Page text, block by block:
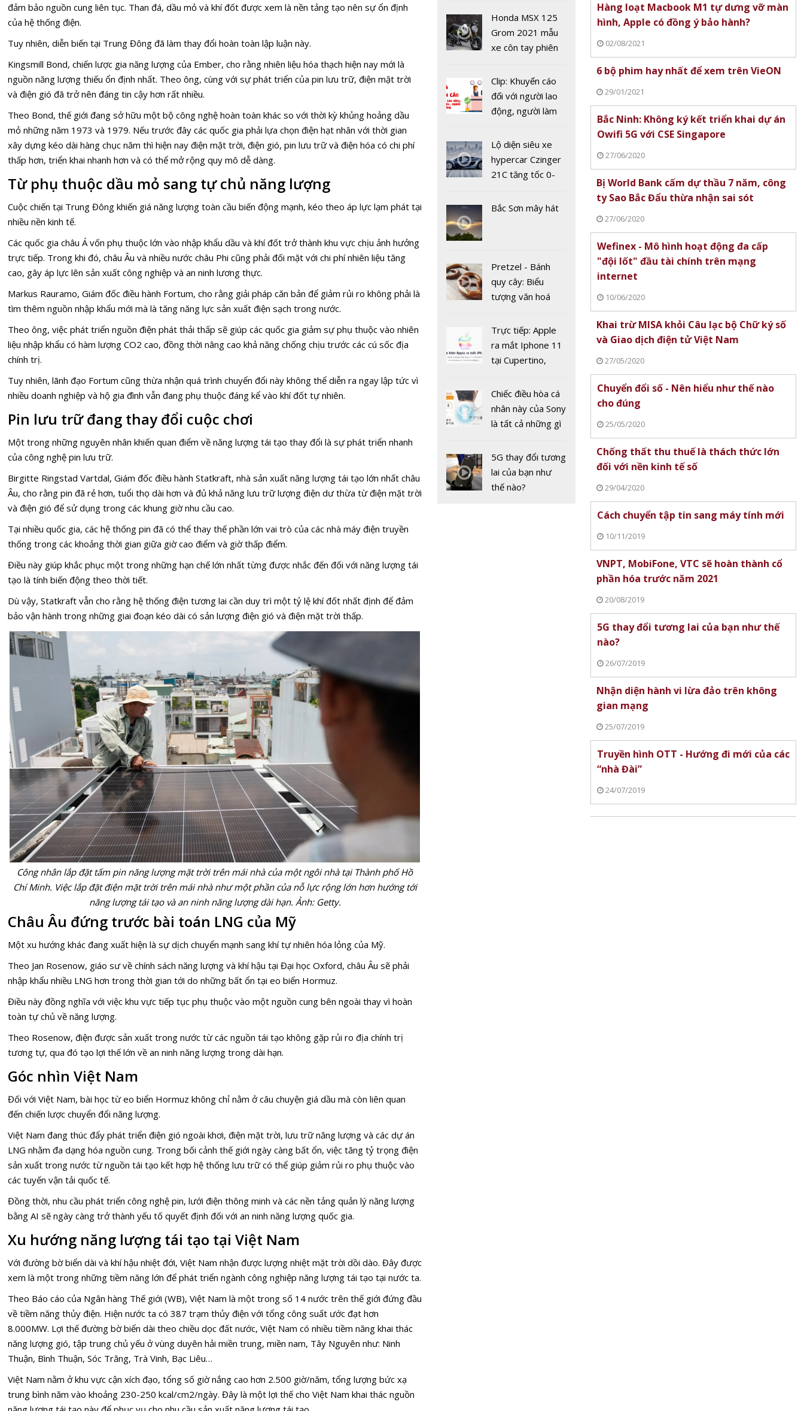
đảm bảo nguồn cung liên tục. Than đá, dầu mỏ và khí đốt được xem là nền tảng tạo nên sự ổn định
của hệ thống điện.
Tuy nhiên, diễn biến tại Trung Đông đã làm thay đổi hoàn toàn lập luận này.
Kingsmill Bond, chiến lược gia năng lượng của Ember, cho rằng nhiên liệu hóa thạch hiện nay mới là
nguồn năng lượng thiếu ổn định nhất. Theo ông, cùng với sự phát triển của pin lưu trữ, điện mặt trời
và điện gió đã trở nên đáng tin cậy hơn rất nhiều.
Theo Bond, thế giới đang sở hữu một bộ công nghệ hoàn toàn khác so với thời kỳ khủng hoảng dầu
mỏ những năm 1973 và 1979. Nếu trước đây các quốc gia phải lựa chọn điện hạt nhân với thời gian
xây dựng kéo dài hàng chục năm thì hiện nay điện mặt trời, điện gió, pin lưu trữ và điện hóa có chi phí
thấp hơn, triển khai nhanh hơn và có thể mở rộng quy mô dễ dàng.
Từ phụ thuộc dầu mỏ sang tự chủ năng lượng
Cuộc chiến tại Trung Đông khiến giá năng lượng toàn cầu biến động mạnh, kéo theo áp lực lạm phát tại
nhiều nền kinh tế.
Các quốc gia châu Á vốn phụ thuộc lớn vào nhập khẩu dầu và khí đốt trở thành khu vực chịu ảnh hưởng
trực tiếp. Trong khi đó, châu Âu và nhiều nước châu Phi cũng phải đối mặt với chi phí nhiên liệu tăng
cao, gây áp lực lên sản xuất công nghiệp và an ninh lương thực.
Markus Rauramo, Giám đốc điều hành Fortum, cho rằng giải pháp căn bản để giảm rủi ro không phải là
tìm thêm nguồn nhập khẩu mới mà là tăng năng lực sản xuất điện sạch trong nước.
Theo ông, việc phát triển nguồn điện phát thải thấp sẽ giúp các quốc gia giảm sự phụ thuộc vào nhiên
liệu nhập khẩu có hàm lượng CO2 cao, đồng thời nâng cao khả năng chống chịu trước các cú sốc địa
chính trị.
Tuy nhiên, lãnh đạo Fortum cũng thừa nhận quá trình chuyển đổi này không thể diễn ra ngay lập tức vì
nhiều doanh nghiệp và hộ gia đình vẫn đang phụ thuộc đáng kể vào khí đốt tự nhiên.
Pin lưu trữ đang thay đổi cuộc chơi
Một trong những nguyên nhân khiến quan điểm về năng lượng tái tạo thay đổi là sự phát triển nhanh
của công nghệ pin lưu trữ.
Birgitte Ringstad Vartdal, Giám đốc điều hành Statkraft, nhà sản xuất năng lượng tái tạo lớn nhất châu
Âu, cho rằng pin đã rẻ hơn, tuổi thọ dài hơn và đủ khả năng lưu trữ lượng điện dư thừa từ điện mặt trời
và điện gió để sử dụng trong các khung giờ nhu cầu cao.
Tại nhiều quốc gia, các hệ thống pin đã có thể thay thế phần lớn vai trò của các nhà máy điện truyền
thống trong các khoảng thời gian giữa giờ cao điểm và giờ thấp điểm.
Điều này giúp khắc phục một trong những hạn chế lớn nhất từng được nhắc đến đối với năng lượng tái
tạo là tính biến động theo thời tiết.
Dù vậy, Statkraft vẫn cho rằng hệ thống điện tương lai cần duy trì một tỷ lệ khí đốt nhất định để đảm
bảo vận hành trong những giai đoạn kéo dài có sản lượng điện gió và điện mặt trời thấp.
Công nhân lắp đặt tấm pin năng lượng mặt trời trên mái nhà của một ngôi nhà tại Thành phố Hồ
Chí Minh. Việc lắp đặt điện mặt trời trên mái nhà như một phần của nỗ lực rộng lớn hơn hướng tới
năng lượng tái tạo và an ninh năng lượng dài hạn. Ảnh: Getty.
Châu Âu đứng trước bài toán LNG của Mỹ
Một xu hướng khác đang xuất hiện là sự dịch chuyển mạnh sang khí tự nhiên hóa lỏng của Mỹ.
Theo Jan Rosenow, giáo sư về chính sách năng lượng và khí hậu tại Đại học Oxford, châu Âu sẽ phải
nhập khẩu nhiều LNG hơn trong thời gian tới do những bất ổn tại eo biển Hormuz.
Điều này đồng nghĩa với việc khu vực tiếp tục phụ thuộc vào một nguồn cung bên ngoài thay vì hoàn
toàn tự chủ về năng lượng.
Theo Rosenow, điện được sản xuất trong nước từ các nguồn tái tạo không gặp rủi ro địa chính trị
tương tự, qua đó tạo lợi thế lớn về an ninh năng lượng trong dài hạn.
Góc nhìn Việt Nam
Đối với Việt Nam, bài học từ eo biển Hormuz không chỉ nằm ở câu chuyện giá dầu mà còn liên quan
đến chiến lược chuyển đổi năng lượng.
Việt Nam đang thúc đẩy phát triển điện gió ngoài khơi, điện mặt trời, lưu trữ năng lượng và các dự án
LNG nhằm đa dạng hóa nguồn cung. Trong bối cảnh thế giới ngày càng bất ổn, việc tăng tỷ trọng điện
sản xuất trong nước từ nguồn tái tạo kết hợp hệ thống lưu trữ có thể giúp giảm rủi ro phụ thuộc vào
các tuyến vận tải quốc tế.
Đồng thời, nhu cầu phát triển công nghệ pin, lưới điện thông minh và các nền tảng quản lý năng lượng
bằng AI sẽ ngày càng trở thành yếu tố quyết định đối với an ninh năng lượng quốc gia.
Xu hướng năng lượng tái tạo tại Việt Nam
Với đường bờ biển dài và khí hậu nhiệt đới, Việt Nam nhận được lượng nhiệt mặt trời dồi dào. Đây được
xem là một trong những tiềm năng lớn để phát triển ngành công nghiệp năng lượng tái tạo tại nước ta.
Theo Báo cáo của Ngân hàng Thế giới (WB), Việt Nam là một trong số 14 nước trên thế giới đứng đầu
về tiềm năng thủy điện. Hiện nước ta có 387 trạm thủy điện với tổng công suất ước đạt hơn
8.000MW. Lợi thế đường bờ biển dài theo chiều dọc đất nước, Việt Nam có nhiều tiềm năng khai thác
năng lượng gió, tập trung chủ yếu ở vùng duyên hải miền trung, miền nam, Tây Nguyên như: Ninh
Thuận, Bình Thuận, Sóc Trăng, Trà Vinh, Bạc Liêu…
Việt Nam nằm ở khu vực cận xích đạo, tổng số giờ nắng cao hơn 2.500 giờ/năm, tổng lượng bức xạ
trung bình năm vào khoảng 230-250 kcal/cm2/ngày. Đây là một lợi thế cho Việt Nam khai thác nguồn
Hưng Yên áp
dụng công tơ điện
tử, phát triển lưới
thành nhà sản
xuất pin lớn nhất
thế giới
lượng sạch – xu
thế và thách thức
chưa đến 40 nghìn
USD
Honda MSX 125
Grom 2021 mẫu
xe côn tay phiên
Clip: Khuyến cáo
đối với người lao
động, người làm
hàng tại khu dịch
vụ trong dịch
Covid-19
Lộ diện siêu xe
hypercar Czinger
21C tăng tốc 0-
2 giây
Bắc Sơn mây hát
Pretzel - Bánh
quy cây: Biểu
tượng văn hoá
tranh cãi về nguồn
gốc
Trực tiếp: Apple
ra mắt Iphone 11
tại Cupertino,
Chiếc điều hòa cá
nhân này của Sony
là tất cả những gì
sót qua mùa hè
nóng nực
5G thay đổi tương
lai của bạn như
thế nào?
Hàng loạt Macbook M1 tự dưng vỡ màn
hình, Apple có đồng ý bảo hành?
02/08/2021
6 bộ phim hay nhất để xem trên VieON
29/01/2021
Bắc Ninh: Không ký kết triển khai dự án
Owifi 5G với CSE Singapore
27/06/2020
Bị World Bank cấm dự thầu 7 năm, công
ty Sao Bắc Đẩu thừa nhận sai sót
27/06/2020
Wefinex - Mô hình hoạt động đa cấp
"đội lốt" đầu tài chính trên mạng
internet
10/06/2020
Khai trừ MISA khỏi Câu lạc bộ Chữ ký số
và Giao dịch điện tử Việt Nam
27/05/2020
Chuyển đổi số - Nên hiểu như thế nào
cho đúng
25/05/2020
Chống thất thu thuế là thách thức lớn
đối với nền kinh tế số
29/04/2020
Cách chuyển tập tin sang máy tính mới
10/11/2019
VNPT, MobiFone, VTC sẽ hoàn thành cổ
phần hóa trước năm 2021
20/08/2019
5G thay đổi tương lai của bạn như thế
nào?
26/07/2019
Nhận diện hành vi lừa đảo trên không
gian mạng
25/07/2019
Truyền hình OTT - Hướng đi mới của các
“nhà Đài”
24/07/2019